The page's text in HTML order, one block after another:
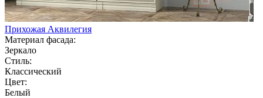
Прихожая Аквилегия
Материал фасада:
Зеркало
Стиль:
Классический
Цвет:
Белый